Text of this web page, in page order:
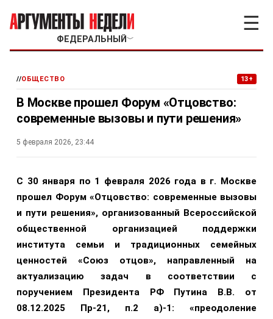
ФЕДЕРАЛЬНЫЙ ﹀
☰
//ОБЩЕСТВО 13+
В Москве прошел Форум «Отцовство:
современные вызовы и пути решения»
5 февраля 2026, 23:44
С 30 января по 1 февраля 2026 года в г. Москве
прошел Форум «Отцовство: современные вызовы
и пути решения», организованный Всероссийской
общественной организацией поддержки
института семьи и традиционных семейных
ценностей «Союз отцов», направленный на
актуализацию задач в соответствии с
поручением Президента РФ Путина В.В. от
08.12.2025 Пр-21, п.2 а)-1: «преодоление